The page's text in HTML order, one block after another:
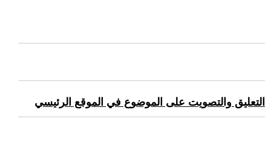
التعليق والتصويت على الموضوع في الموقع الرئيسي